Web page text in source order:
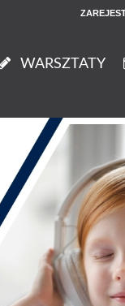
WARSZTATY